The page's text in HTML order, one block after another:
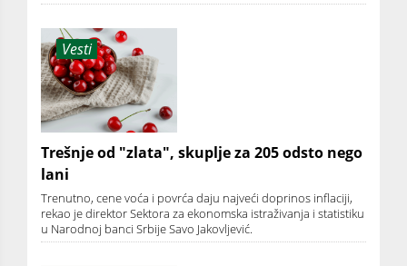
Vesti
Trešnje od "zlata", skuplje za 205 odsto nego
lani
Trenutno, cene voća i povrća daju najveći doprinos inflaciji,
rekao je direktor Sektora za ekonomska istraživanja i statistiku
u Narodnoj banci Srbije Savo Jakovljević.